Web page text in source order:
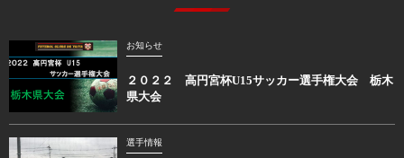
お知らせ
２０２２ 高円宮杯U15サッカー選手権大会 栃木
県大会
選手情報